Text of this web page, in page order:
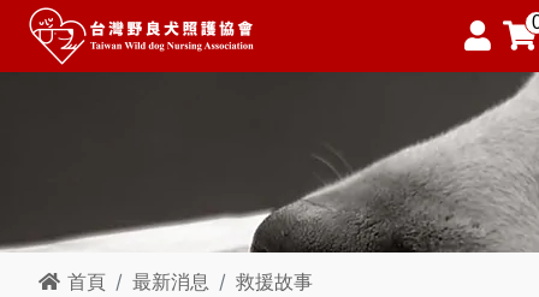
首頁 最新消息
救援故事